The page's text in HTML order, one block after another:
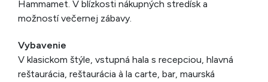
Hammamet. V blízkosti nákupných stredísk a
možností večernej zábavy.
Vybavenie
V klasickom štýle, vstupná hala s recepciou, hlavná
reštaurácia, reštaurácia à la carte, bar, maurská